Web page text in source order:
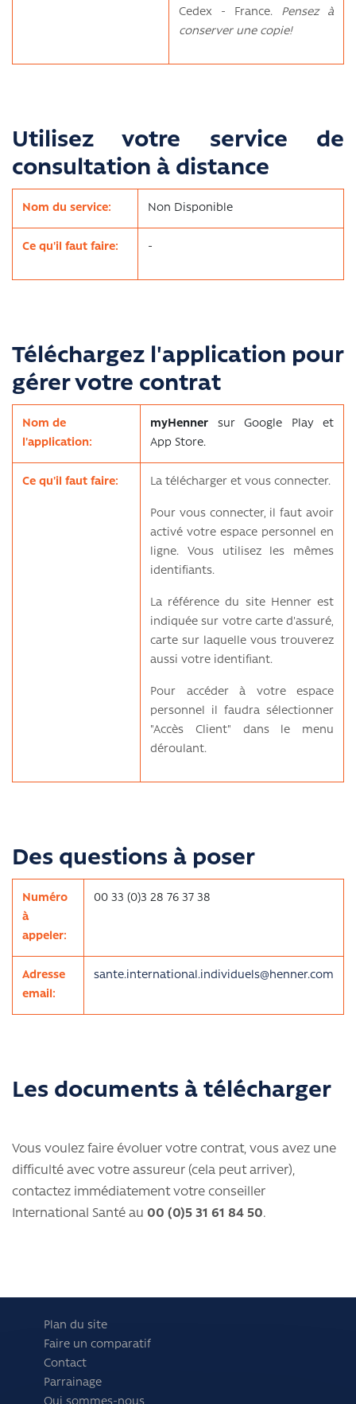
Cedex - France. Pensez à
conserver une copie!
Utilisez votre service de
consultation à distance
Nom du service: Non Disponible
Ce qu'il faut faire: -
Téléchargez l'application pour
gérer votre contrat
Nom de
l'application:
myHenner sur Google Play et
App Store.
Ce qu'il faut faire: La télécharger et vous connecter.
Pour vous connecter, il faut avoir
activé votre espace personnel en
ligne. Vous utilisez les mêmes
identifiants.
La référence du site Henner est
indiquée sur votre carte d'assuré,
carte sur laquelle vous trouverez
aussi votre identifiant.
Pour accéder à votre espace
personnel il faudra sélectionner
"Accès Client" dans le menu
déroulant.
Des questions à poser
Numéro
à
appeler:
00 33 (0)3 28 76 37 38
Adresse
email:
sante.international.individuels@henner.com
Les documents à télécharger
Vous voulez faire évoluer votre contrat, vous avez une
difficulté avec votre assureur (cela peut arriver),
contactez immédiatement votre conseiller
International Santé au 00 (0)5 31 61 84 50.
Plan du site
Faire un comparatif
Contact
Parrainage
Qui sommes-nous